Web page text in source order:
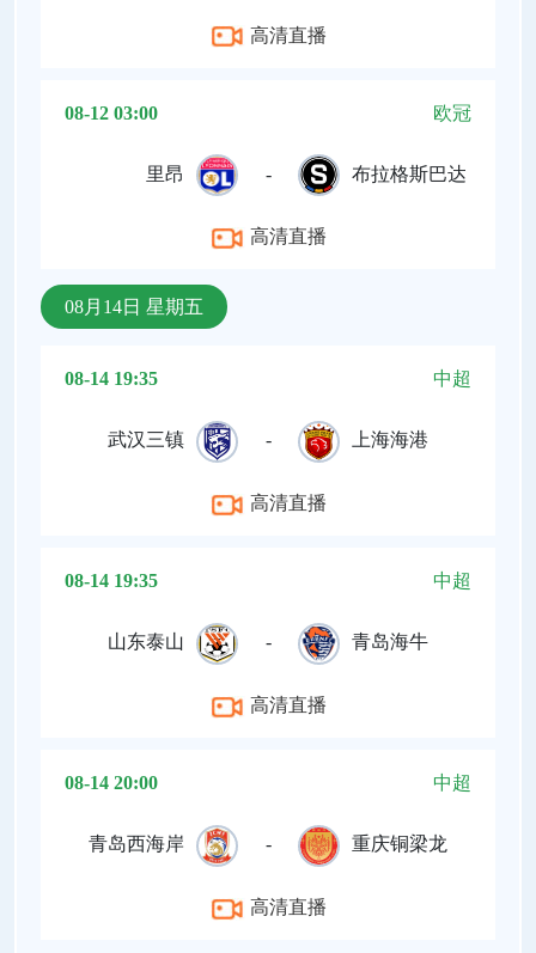
高清直播
08-12 03:00 欧冠
里昂 - 布拉格斯巴达
高清直播
08月14日 星期五
08-14 19:35 中超
武汉三镇 - 上海海港
高清直播
08-14 19:35 中超
山东泰山 - 青岛海牛
高清直播
08-14 20:00 中超
青岛西海岸 - 重庆铜梁龙
高清直播